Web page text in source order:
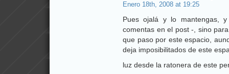
Enero 18th, 2008 at 19:25
Pues ojalá y lo mantengas,
comentas en el post -, sino
que paso por este espacio,
deja imposibilitados de este
luz desde la ratonera de este